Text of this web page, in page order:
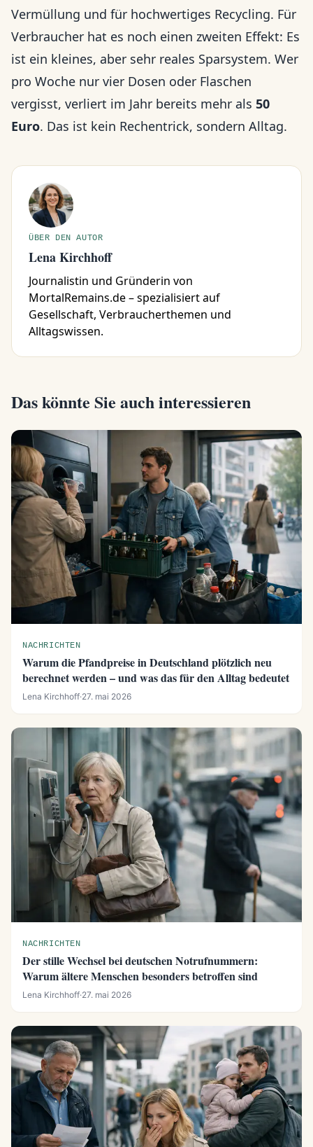
Vermüllung und für hochwertiges Recycling. Für
Verbraucher hat es noch einen zweiten Effekt: Es
ist ein kleines, aber sehr reales Sparsystem. Wer
pro Woche nur vier Dosen oder Flaschen
vergisst, verliert im Jahr bereits mehr als 50
Euro. Das ist kein Rechentrick, sondern Alltag.
ÜBER DEN AUTOR
Lena Kirchhoff
Journalistin und Gründerin von
MortalRemains.de – spezialisiert auf
Gesellschaft, Verbraucherthemen und
Alltagswissen.
Das könnte Sie auch interessieren
NACHRICHTEN
Warum die Pfandpreise in Deutschland plötzlich neu
berechnet werden – und was das für den Alltag bedeutet
Lena Kirchhoff·27. mai 2026
NACHRICHTEN
Der stille Wechsel bei deutschen Notrufnummern:
Warum ältere Menschen besonders betroffen sind
Lena Kirchhoff·27. mai 2026